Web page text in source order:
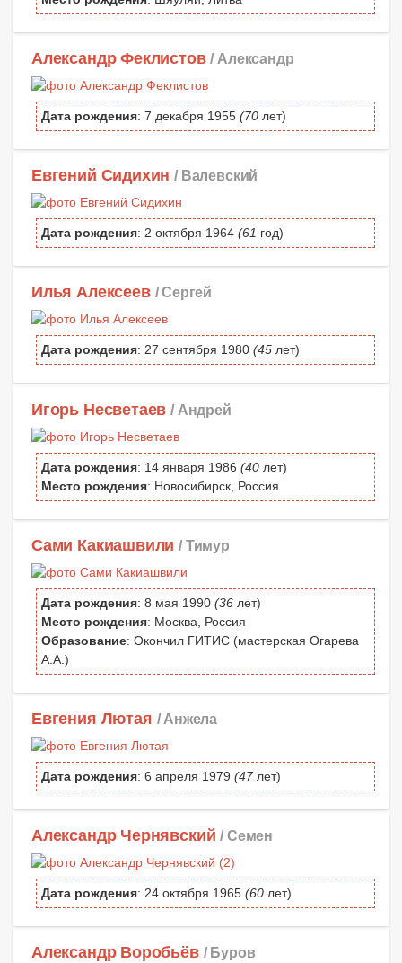
Александр Феклистов / Александр
Дата рождения: 7 декабря 1955 (70 лет)
Евгений Сидихин / Валевский
Дата рождения: 2 октября 1964 (61 год)
Илья Алексеев / Сергей
Дата рождения: 27 сентября 1980 (45 лет)
Игорь Несветаев / Андрей
Дата рождения: 14 января 1986 (40 лет)
Место рождения: Новосибирск, Россия
Сами Какиашвили / Тимур
Дата рождения: 8 мая 1990 (36 лет)
Место рождения: Москва, Россия
Образование: Окончил ГИТИС (мастерская Огарева
А.А.)
Евгения Лютая / Анжела
Дата рождения: 6 апреля 1979 (47лет)
Александр Чернявский / Семен
Дата рождения: 24 октября 1965 (60 лет)
Александр Воробьёв / Буров